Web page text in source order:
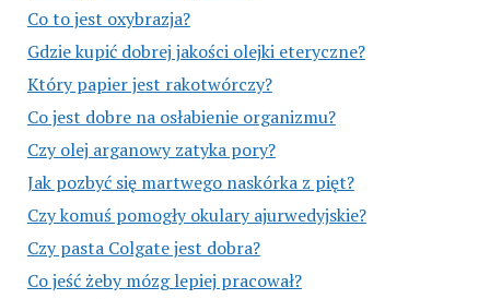
Co to jest oxybrazja?
Gdzie kupić dobrej jakości olejki eteryczne?
Który papier jest rakotwórczy?
Co jest dobre na osłabienie organizmu?
Czy olej arganowy zatyka pory?
Jak pozbyć się martwego naskórka z pięt?
Czy komuś pomogły okulary ajurwedyjskie?
Czy pasta Colgate jest dobra?
Co jeść żeby mózg lepiej pracował?